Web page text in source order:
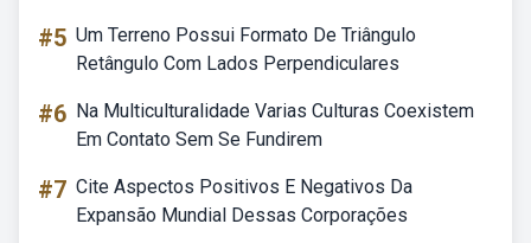
#5 Um Terreno Possui Formato De Triângulo
Retângulo Com Lados Perpendiculares
#6 Na Multiculturalidade Varias Culturas Coexistem
Em Contato Sem Se Fundirem
#7 Cite Aspectos Positivos E Negativos Da
Expansão Mundial Dessas Corporações